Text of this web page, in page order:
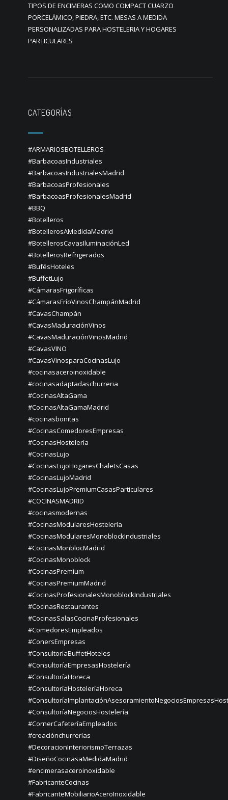
TIPOS DE ENCIMERAS COMO COMPACT CUARZO
PORCELÁMICO, PIEDRA, ETC. MESAS A MEDIDA
PERSONALIZADAS PARA HOSTELERIA Y HOGARES
PARTICULARES
CATEGORÍAS
#ARMARIOSBOTELLEROS
#BarbacoasIndustriales
#BarbacoasIndustrialesMadrid
#BarbacoasProfesionales
#BarbacoasProfesionalesMadrid
#BBQ
#Botelleros
#BotellerosAMedidaMadrid
#BotellerosCavasIluminaciónLed
#BotellerosRefrigerados
#BufésHoteles
#BuffetLujo
#CámarasFrigoríficas
#CámarasFríoVinosChampánMadrid
#CavasChampán
#CavasMaduraciónVinos
#CavasMaduraciónVinosMadrid
#CavasVINO
#CavasVinosparaCocinasLujo
#cocinasaceroinoxidable
#cocinasadaptadaschurreria
#CocinasAltaGama
#CocinasAltaGamaMadrid
#cocinasbonitas
#CocinasComedoresEmpresas
#CocinasHostelería
#CocinasLujo
#CocinasLujoHogaresChaletsCasas
#CocinasLujoMadrid
#CocinasLujoPremiumCasasParticulares
#COCINASMADRID
#cocinasmodernas
#CocinasModularesHostelería
#CocinasModularesMonoblockIndustriales
#CocinasMonblocMadrid
#CocinasMonoblock
#CocinasPremium
#CocinasPremiumMadrid
#CocinasProfesionalesMonoblockIndustriales
#CocinasRestaurantes
#CocinasSalasCocinaProfesionales
#ComedoresEmpleados
#ConersEmpresas
#ConsultoríaBuffetHoteles
#ConsultoríaEmpresasHostelería
#ConsultoríaHoreca
#ConsultoríaHosteleríaHoreca
#ConsultoríaNegociosHostelería
#CornerCafeteríaEmpleados
#creaciónchurrerías
#DecoracionInteriorismoTerrazas
#DiseñoCocinasaMedidaMadrid
#encimerasaceroinoxidable
#FabricanteCocinas
#FabricanteMobiliarioAceroInoxidable